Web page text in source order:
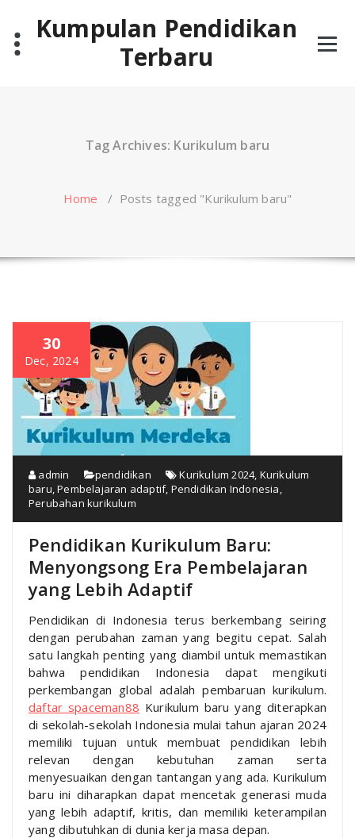
contentKumpulan Pendidikan
Terbaru
Tag Archives: Kurikulum baru
Home / Posts tagged "Kurikulum baru"
30
Dec, 2024
admin pendidikan Kurikulum 2024, Kurikulum
baru ,Pembelajaran adaptif, Pendidikan Indonesia
Perubahan kurikulum
Pendidikan Kurikulum Baru:
Menyongsong Era Pembelajaran
yang Lebih Adaptif
Pendidikan di Indonesia terus berkembang seiring
dengan perubahan zaman yang begitu cepat. Salah
satu langkah penting yang diambil untuk memastikan
bahwa pendidikan Indonesia dapat mengikuti
perkembangan global adalah pembaruan kurikulum.
daftar spaceman88 Kurikulum baru yang diterapkan
di sekolah-sekolah Indonesia mulai tahun ajaran 2024
memiliki tujuan untuk membuat pendidikan lebih
relevan dengan kebutuhan zaman serta
menyesuaikan dengan tantangan yang ada. Kurikulum
baru ini diharapkan dapat mencetak generasi muda
yang lebih adaptif, kritis, dan memiliki keterampilan
yang dibutuhkan di dunia kerja masa depan.